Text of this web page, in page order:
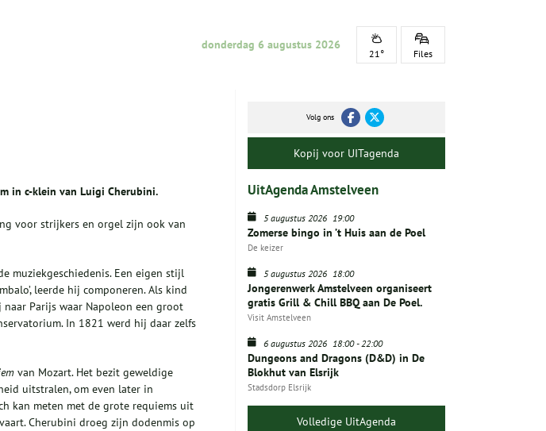
donderdag 6 augustus 2026
21° Files
in c-klein van Luigi Cherubini.
voor strijkers en orgel zijn ook van
muziekgeschiedenis. Een eigen stijl
leerde hij componeren. Als kind
Parijs waar Napoleon een groot
In 1821 werd hij daar zelfs
van Mozart. Het bezit geweldige
uitstralen, om even later in
kan meten met de grote requiems uit
Cherubini droeg zijn dodenmis op
Volg ons
Kopij voor UITagenda
UitAgenda Amstelveen
5 augustus 2026 19:00
Zomerse bingo in ’t Huis aan de Poel
De keizer
5 augustus 2026 18:00
Jongerenwerk Amstelveen organiseert
gratis Grill & Chill BBQ aan De Poel.
Visit Amstelveen
6 augustus 2026 18:00-22:00
Dungeons and Dragons (D&D) in De
Blokhut van Elsrijk
Stadsdorp Elsrijk
Volledige UitAgenda